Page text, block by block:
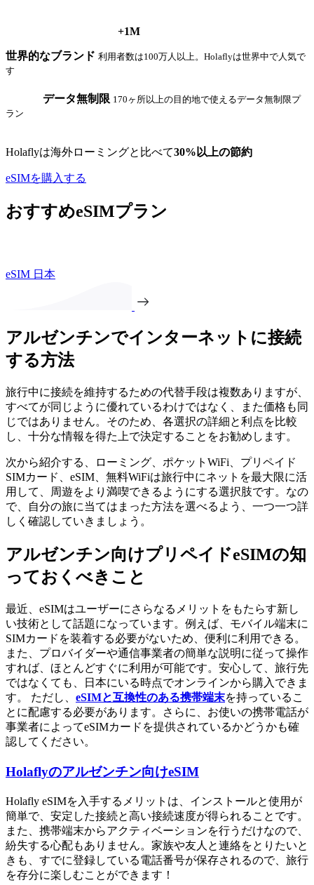
+1M
世界的なブランド 利用者数は100万人以上。Holaflyは世界中で人気で
す
データ無制限 170ヶ所以上の目的地で使えるデータ無制限プ
ラン
Holaflyは海外ローミングと比べて30%以上の節約
eSIMを購入する
おすすめeSIMプラン
eSIM 日本
アルゼンチンでインターネットに接続
する方法
旅行中に接続を維持するための代替手段は複数ありますが、
すべてが同じように優れているわけではなく、また価格も同
じではありません。そのため、各選択の詳細と利点を比較
し、十分な情報を得た上で決定することをお勧めします。
次から紹介する、ローミング、ポケットWiFi、プリペイド
SIMカード、eSIM、無料WiFiは旅行中にネットを最大限に活
用して、周遊をより満喫できるようにする選択肢です。なの
で、自分の旅に当てはまった方法を選べるよう、一つ一つ詳
しく確認していきましょう。
アルゼンチン向けプリペイドeSIMの知
っておくべきこと
最近、eSIMはユーザーにさらなるメリットをもたらす新し
い技術として話題になっています。例えば、モバイル端末に
SIMカードを装着する必要がないため、便利に利用できる。
また、プロバイダーや通信事業者の簡単な説明に従って操作
すれば、ほとんどすぐに利用が可能です。安心して、旅行先
ではなくても、日本にいる時点でオンラインから購入できま
す。 ただし、 eSIMと互換性のある携帯端末を持っているこ
とに配慮する必要があります。さらに、お使いの携帯電話が
事業者によってeSIMカードを提供されているかどうかも確
認してください。
Holaflyのアルゼンチン向けeSIM
Holafly eSIMを入手するメリットは、インストールと使用が
簡単で、安定した接続と高い接続速度が得られることです。
また、携帯端末からアクティベーションを行うだけなので、
紛失する心配もありません。家族や友人と連絡をとりたいと
きも、すでに登録している電話番号が保存されるので、旅行
を存分に楽しむことができます！